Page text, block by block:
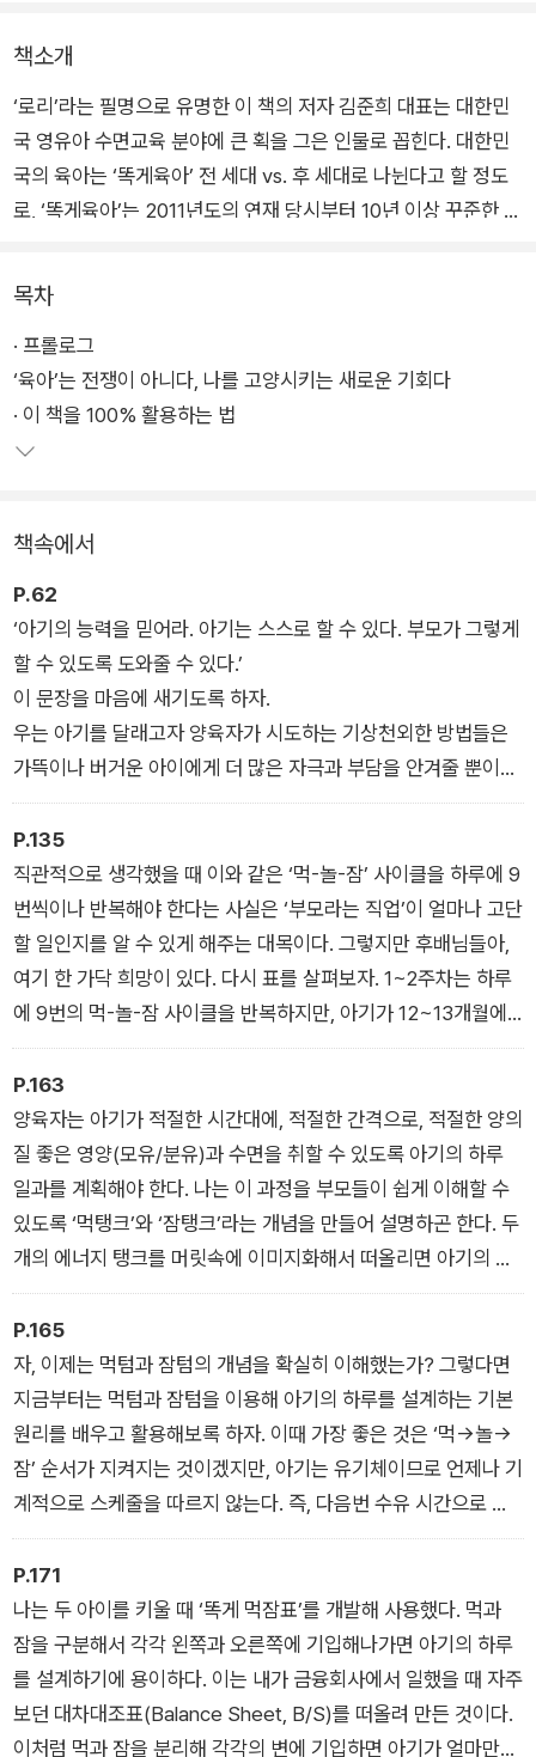
책소개
‘로리’라는 필명으로 유명한 이 책의 저자 김준희 대표는 대한민
국 영유아 수면교육 분야에 큰 획을 그은 인물로 꼽힌다. 대한민
국의 육아는 ‘똑게육아’ 전 세대 vs. 후 세대로 나뉜다고 할 정도
로, ‘똑게육아’는 2011년도의 연재 당시부터 10년 이상 꾸준한 사
‘창직자’의 대표적인 인물로 불리기도 하는 그녀는 본래 MIT에
서 경영학 석사를 받고 금융전문가로서 커리어를 쌓으며 열렬히
일하던 커리어 우먼이었다. 그랬던 저자는 출산 및 육아를 경험하
면서 자신의 장기인 치밀한 공부와 심도 깊은 연구, 지식의 체계
화·이미지화를 통해 아기를 낳고 부모들이 가장 애타하며 필요로
《똑게육아》가 기존의 다른 책들과 차별화되는 지점은 두 아이를
키우며 육아 실근무를 뛰고 있는 저자가 과학적인 근거를 바탕으
로 매우 구체적이고 세밀한 지침을 담았다는 점이다. 각 주차별로
적절한 먹고, 자고, 노는 시간을 정확한 수치로 계량화한 부분과
아기의 올바른 수면교육을 위해 수립한 치밀하고 꼼꼼한 전략들
은 일반인들이 쉽게 접하기 힘든 고급 육아 정보를 현장에 바로
적용할 수 있도록 만들어졌다.
《똑게육아》의 대성공으로 저자를 찾는 독자들의 요구가 많아지
자 저자는 보다 정확한 정보를 전달하겠다는 사명으로 미국과 호
주에서 대한민국 최초로 국제 수면교육 전문가 자격증을 취득했
다. 저자는 이번 책에 하버드·스탠퍼드 수면의학과의 최신 지침을
반영해 집필하는 등 수면교육 분야의 최신 고급 정보들을 아낌없
이 담아내고자 했다.
목차
· 프롤로그
‘육아’는 전쟁이 아니다, 나를 고양시키는 새로운 기회다
· 이 책을 100% 활용하는 법
책속에서
P.62
‘아기의 능력을 믿어라. 아기는 스스로 할 수 있다. 부모가 그렇게
할 수 있도록 도와줄 수 있다.’
이 문장을 마음에 새기도록 하자.
우는 아기를 달래고자 양육자가 시도하는 기상천외한 방법들은
가뜩이나 버거운 아이에게 더 많은 자극과 부담을 안겨줄 뿐이다.
아기가 충분히 먹었고, 기저귀도 젖지 않았다면, 오히려 이럴 때
는 진정 계단을 참고해 정적인 방법으로 아기를 진정시켜주는 것
이 좋다. 온종일 아기가 힘들었다는 것을 알아주고, 아기의 마음
을 이해해줄 수 있는 여러분이 든든하게 존재한다는 느낌을 전해
주면 된다.
P.135
직관적으로 생각했을 때 이와 같은 ‘먹-놀-잠’ 사이클을 하루에 9
번씩이나 반복해야 한다는 사실은 ‘부모라는 직업’이 얼마나 고단
할 일인지를 알 수 있게 해주는 대목이다. 그렇지만 후배님들아,
여기 한 가닥 희망이 있다. 다시 표를 살펴보자. 1~2주차는 하루
에 9번의 먹-놀-잠 사이클을 반복하지만, 아기가 12~13개월에
이르면 하루에 3번 식사하는 체제로 바뀌는 것을 알 수 있다. 매
일 9번이나 반복되는 먹-놀-잠 사이클의 관리는 평생에 걸쳐 해
야 하는 일이 아니라는 이야기다. 아주 일시적인 기간 동안에만
일어나는 특정 업무 수행 기간이라고 생각하고 이 일에 임하면 한
결 마음이 편할 것이다.
P.163
양육자는 아기가 적절한 시간대에, 적절한 간격으로, 적절한 양의
질 좋은 영양(모유/분유)과 수면을 취할 수 있도록 아기의 하루
일과를 계획해야 한다. 나는 이 과정을 부모들이 쉽게 이해할 수
있도록 ‘먹탱크’와 ‘잠탱크’라는 개념을 만들어 설명하곤 한다. 두
개의 에너지 탱크를 머릿속에 이미지화해서 떠올리면 아기의 먹
잠 스케줄을 일구는 방법이 한결 수월하게 이해될 것이다.
P.165
자, 이제는 먹텀과 잠텀의 개념을 확실히 이해했는가? 그렇다면
지금부터는 먹텀과 잠텀을 이용해 아기의 하루를 설계하는 기본
원리를 배우고 활용해보록 하자. 이때 가장 좋은 것은 ‘먹→놀→
잠’ 순서가 지켜지는 것이겠지만, 아기는 유기체이므로 언제나 기
계적으로 스케줄을 따르지 않는다. 즉, 다음번 수유 시간으로 예
정된 시간까지 자지 않고, 그보다 짧게 자고 일어날 수도 있다. 이
런 경우는 ‘먹-놀-잠-놀-먹’이 될 수도 있다. …(중략)… 정해놓은
스케줄을 기계적으로 100% 지키는 것보다 큰 틀의 원칙은 지키
되, 아기의 컨디션에 따라 발생하는 변수에 양육자가 적절하게 반
응하여, 아기의 하루 일과 전체를 유연하고 규칙적으로 운용하는
것이 똑게육아의 핵심이다.
P.171
나는 두 아이를 키울 때 ‘똑게 먹잠표’를 개발해 사용했다. 먹과
잠을 구분해서 각각 왼쪽과 오른쪽에 기입해나가면 아기의 하루
를 설계하기에 용이하다. 이는 내가 금융회사에서 일했을 때 자주
보던 대차대조표(Balance Sheet, B/S)를 떠올려 만든 것이다.
이처럼 먹과 잠을 분리해 각각의 변에 기입하면 아기가 얼마만큼